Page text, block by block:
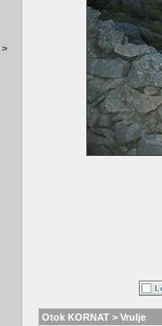
Otok KORNAT > Vrulje